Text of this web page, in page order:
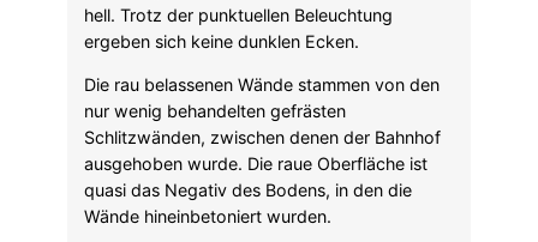
hell. Trotz der punktuellen Beleuchtung
ergeben sich keine dunklen Ecken.
Die rau belassenen Wände stammen von den
nur wenig behandelten gefrästen
Schlitzwänden, zwischen denen der Bahnhof
ausgehoben wurde. Die raue Oberfläche ist
quasi das Negativ des Bodens, in den die
Wände hineinbetoniert wurden.